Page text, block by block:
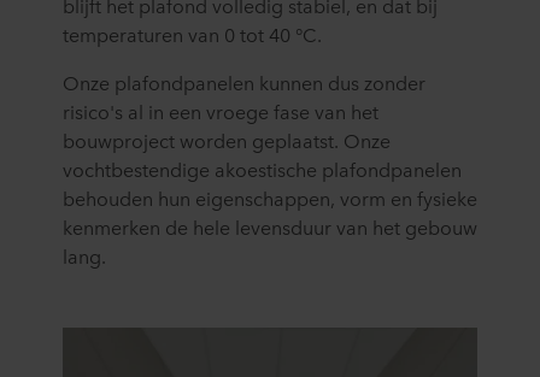
temperaturen van 0 tot 40 °C.
Onze plafondpanelen kunnen dus zonder
risico's al in een vroege fase van het
bouwproject worden geplaatst. Onze
vochtbestendige akoestische plafondpanelen
behouden hun eigenschappen, vorm en fysieke
kenmerken de hele levensduur van het gebouw
lang.